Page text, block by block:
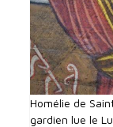
Homélie de
gardien lue le